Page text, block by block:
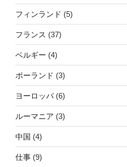
フィンランド (5)
フランス (37)
ベルギー (4)
ポーランド (3)
ヨーロッパ(6)
ルーマニア (3)
中国 (4)
仕事 (9)